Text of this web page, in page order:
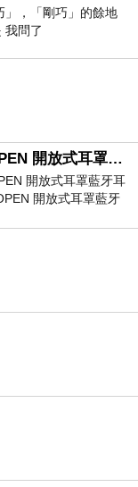
」，「剛巧」的餘地
我問了
開箱｜JLab Jbuds OPEN 開放式耳罩藍牙耳機 - 設計美學，輕巧、透氣、環境音全物理達成！
開放式耳罩藍牙耳
開放式耳罩藍牙
喜愛美型工